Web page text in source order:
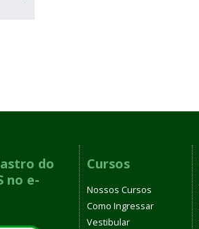
do
no e-
Cursos
Nossos Cursos
Como Ingressar
Vestibular